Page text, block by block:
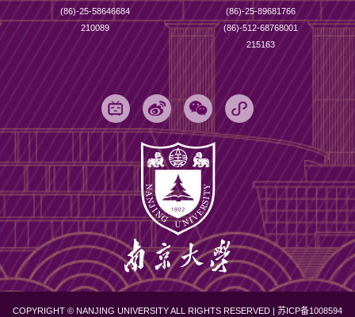
(86)-25-58646684
210089
(86)-25-89681766
(86)-512-68768001
215163
COPYRIGHT © NANJING UNIVERSITY ALL RIGHTS RESERVED | 苏ICP备1008594